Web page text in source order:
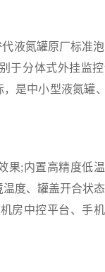
液氮罐原厂标准
于分体式外挂监
是中小型液氮罐
果;内置高精度低
度、罐盖开合状
房中控平台、手